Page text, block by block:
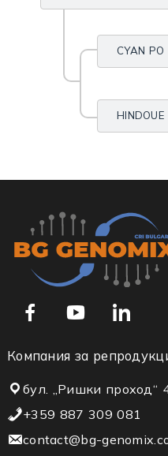
CYAN PO
HINDOUE
Компания за
бул. „Ришки
+359 887 309 081
contact@bg-